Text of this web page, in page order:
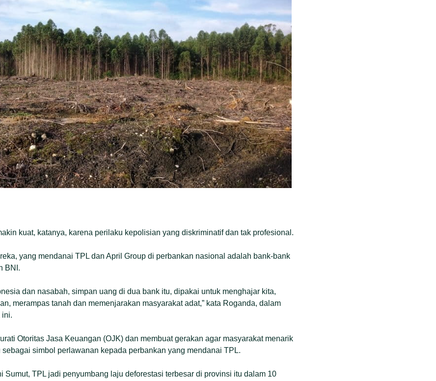
kuat, katanya, karena perilaku kepolisian yang diskriminatif dan tak profesional.
yang mendanai TPL dan April Group di perbankan nasional adalah bank-bank
BNI.
dan nasabah, simpan uang di dua bank itu, dipakai untuk menghajar kita,
merampas tanah dan memenjarakan masyarakat adat,” kata Roganda, dalam
ini.
Otoritas Jasa Keuangan (OJK) dan membuat gerakan agar masyarakat menarik
simbol perlawanan kepada perbankan yang mendanai TPL.
Sumut, TPL jadi penyumbang laju deforestasi terbesar di provinsi itu dalam 10